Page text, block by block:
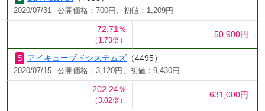
2020/07/31 公開価格：700円、初値：1,209円
72.71％
（1.73倍）
50,900円
アイキューブドシステムズ （4495）
2020/07/15 公開価格：3,120円、初値：9,430円
202.24％
（3.02倍）
631,000円